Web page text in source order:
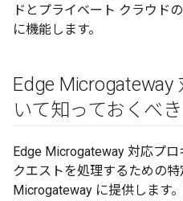
ドとプライベート クラウド
に機能します。
Edge
いて知っておくべ
Edge Microgateway 対応プ
クエストを処理するための
Microgateway に提供します